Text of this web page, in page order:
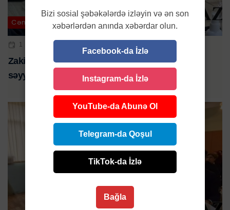
Cəmiyyət
1 NOY 2024 | 16:38
Zakir Fərəcov 2-ci məhəllə ərazisində sakinlərlə
səyyar görüş keçirib-VİDEO
Bizi sosial şəbəkələrdə izləyin və ən son
xəbərlərdən anında xəbərdar olun.
Facebook-da İzlə
Instagram-da İzlə
YouTube-da Abunə Ol
Telegram-da Qoşul
TikTok-da İzlə
Bağla